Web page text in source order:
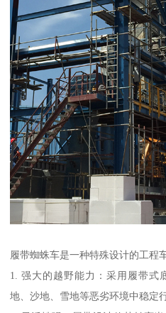
履带蜘蛛车是一种特殊设计的工程
1. 强大的越野能力：采用履带式
地、沙地、雪地等恶劣环境中稳定